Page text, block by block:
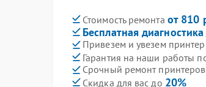
Стоимость ремонта от 810
Бесплатная диагностика
Привезем и увезем
Гарантия на наши работы
Срочный ремонт
Скидка для вас до 20%